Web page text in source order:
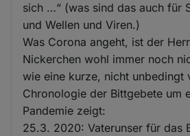
sich …“ (was sind das auch für
und Wellen und Viren.)
Was Corona angeht, ist der
Nickerchen wohl immer noch
wie eine kurze, nicht unbedingt
Chronologie der Bittgebete um
Pandemie zeigt:
25.3. 2020: Vaterunser für das